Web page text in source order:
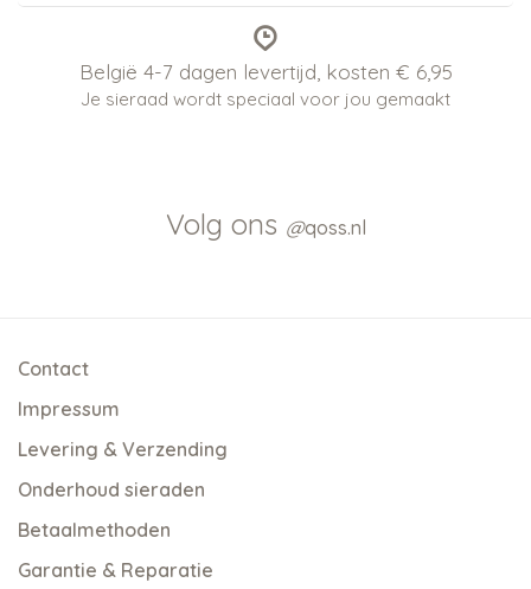
België 4-7 dagen levertijd, kosten € 6,95
Je sieraad wordt speciaal voor jou gemaakt
Volg ons @qoss.nl
Contact
Impressum
Levering & Verzending
Onderhoud sieraden
Betaalmethoden
Garantie & Reparatie